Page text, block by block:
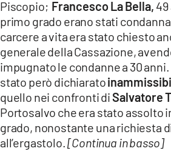
ANDROID
APPLE
Piscopio; Francesco La Bella,
primo grado erano stati
carcere a vita era stato chiesto
generale della Cassazione,
impugnato le condanne a 30 anni.
stato però dichiarato
quello nei confronti diSalvatore
Portosalvo che era stato assolto
grado, nonostante una richiesta
all’ergastolo.[Continua in basso]